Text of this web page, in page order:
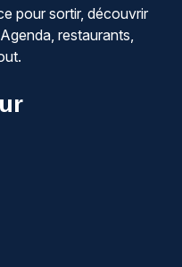
pour sortir, découvrir
restaurants,